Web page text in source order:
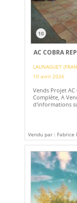
10
AC COBRA
LAUNAGUET
10 avril 2026
Vends Projet AC
Complète, A
d'informations
Vendu par : Fabrice